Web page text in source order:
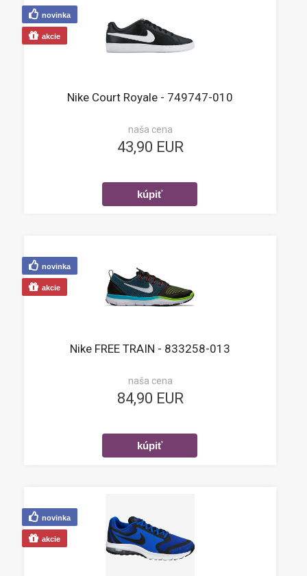
Nike Court Royale - 749747-010
naša cena
43,90 EUR
novinka
akcie
Nike FREE TRAIN - 833258-013
naša cena
84,90 EUR
novinka
akcie
novinka
akcie